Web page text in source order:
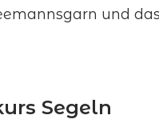
und
Segeln